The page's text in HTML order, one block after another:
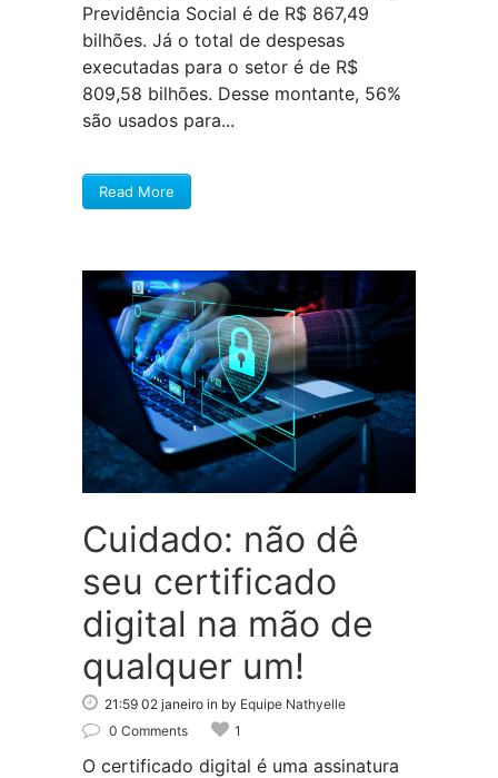
Previdência Social é de R$ 867,49
bilhões. Já o total de despesas
executadas para o setor é de R$
809,58 bilhões. Desse montante, 56%
são usados para...
Read More
Cuidado: não dê
seu certificado
digital na mão de
qualquer um!
21:59 02 janeiro in by Equipe Nathyelle
0 Comments
1
O certificado digital é uma assinatura